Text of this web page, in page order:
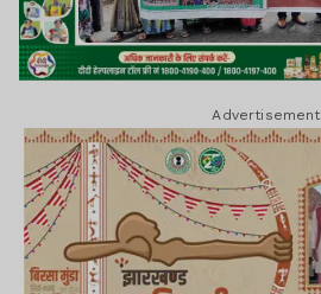
Advertisement